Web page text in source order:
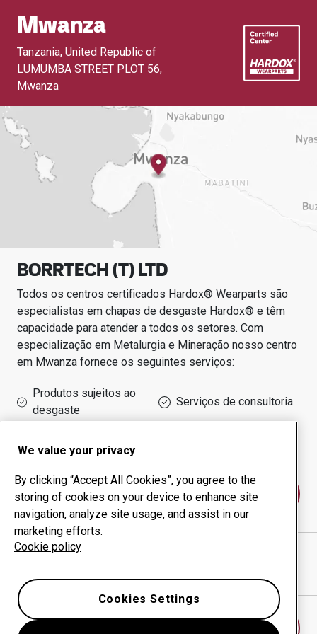
Mwanza
Tanzania, United Republic of
LUMUMBA STREET PLOT 56,
Mwanza
BORRTECH (T) LTD
Todos os centros certificados Hardox® Wearparts são
especialistas em chapas de desgaste Hardox® e têm
capacidade para atender a todos os setores. Com
especialização em Metalurgia e Mineração nosso centro
em Mwanza fornece os seguintes serviços:
Produtos sujeitos ao
desgaste
Serviços de consultoria
de funcionamento
Fale conosco
BORRTECH (T) LTD
We value your privacy
By clicking “Accept All Cookies”, you agree to the
storing of cookies on your device to enhance site
navigation, analyze site usage, and assist in our
marketing efforts.
Cookie policy
Cookies Settings